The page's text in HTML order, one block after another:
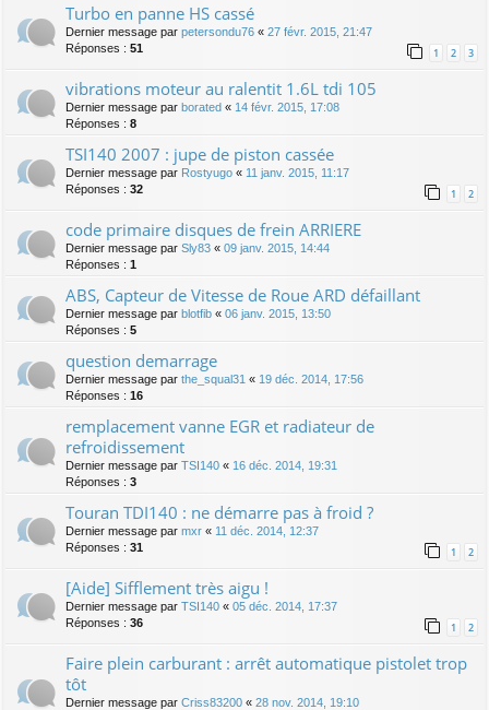
Turbo en panne HS cassé
Dernier message par petersondu76 « 27 févr. 2015, 21:47
Réponses : 51 1 2 3
vibrations moteur au ralentit 1.6L tdi 105
Dernier message par borated « 14 févr. 2015, 17:08
Réponses : 8
TSI140 2007 : jupe de piston cassée
Dernier message par Rostyugo « 11 janv. 2015, 11:17
Réponses : 32 1 2
code primaire disques de frein ARRIERE
Dernier message par Sly83 « 09 janv. 2015, 14:44
Réponses : 1
ABS, Capteur de Vitesse de Roue ARD défaillant
Dernier message par blotfib « 06 janv. 2015, 13:50
Réponses : 5
question demarrage
Dernier message par the_squal31 « 19 déc. 2014, 17:56
Réponses : 16
remplacement vanne EGR et radiateur de
refroidissement
Dernier message par TSI140 « 16 déc. 2014, 19:31
Réponses : 3
Touran TDI140 : ne démarre pas à froid ?
Dernier message par mxr « 11 déc. 2014, 12:37
Réponses : 31 1 2
[Aide] Sifflement très aigu !
Dernier message par TSI140 « 05 déc. 2014, 17:37
Réponses : 36 1 2
Faire plein carburant : arrêt automatique pistolet trop
tôt
Dernier message par Criss83200 « 28 nov. 2014, 19:10